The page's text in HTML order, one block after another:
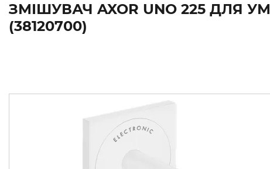
ЗМІШУВАЧ AXOR UNO 225 ДЛЯ
(38120700)